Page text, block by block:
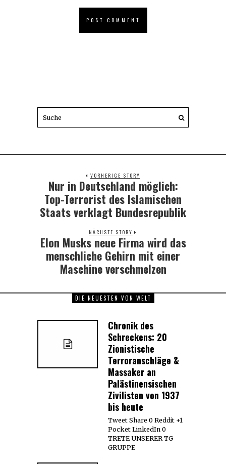
VORHERIGE STORY
Previous
post:
Nur in Deutschland möglich:
Top-Terrorist des Islamischen
Staats verklagt Bundesrepublik
NÄCHSTE STORY
Next
post:
Elon Musks neue Firma wird das
menschliche Gehirn mit einer
Maschine verschmelzen
DIE NEUESTEN VON WELT
Chronik des
Schreckens: 20
Zionistische
Terroranschläge &
Massaker an
Palästinensischen
Zivilisten von 1937
bis heute
Tweet Share 0 Reddit +1
Pocket LinkedIn 0
TRETE UNSERER TG
GRUPPE